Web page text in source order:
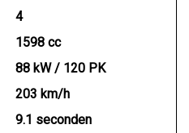
4
1598 cc
88 kW / 120 PK
203 km/h
9.1 seconden